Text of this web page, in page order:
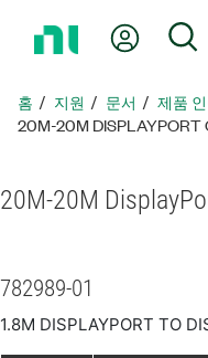
지
로
가
내 계정
홈 지원 문서
제품
20M-20M DISPLAYPORT
20M-20M
782989-01
1.8M DISPLAYPORT TO